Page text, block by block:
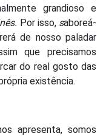
grandioso e
Por isso,saboreá-
de nosso paladar
que precisamos
do real gosto das
existência.
apresenta, somos